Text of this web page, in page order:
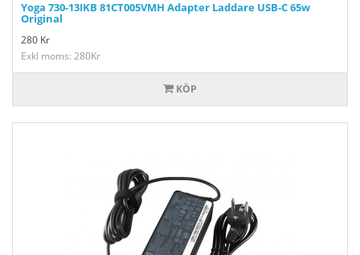
Yoga 730-13IKB 81CT005VMH Adapter Laddare USB-C 65w
Original
280 Kr
Exkl moms: 280Kr
KÖP